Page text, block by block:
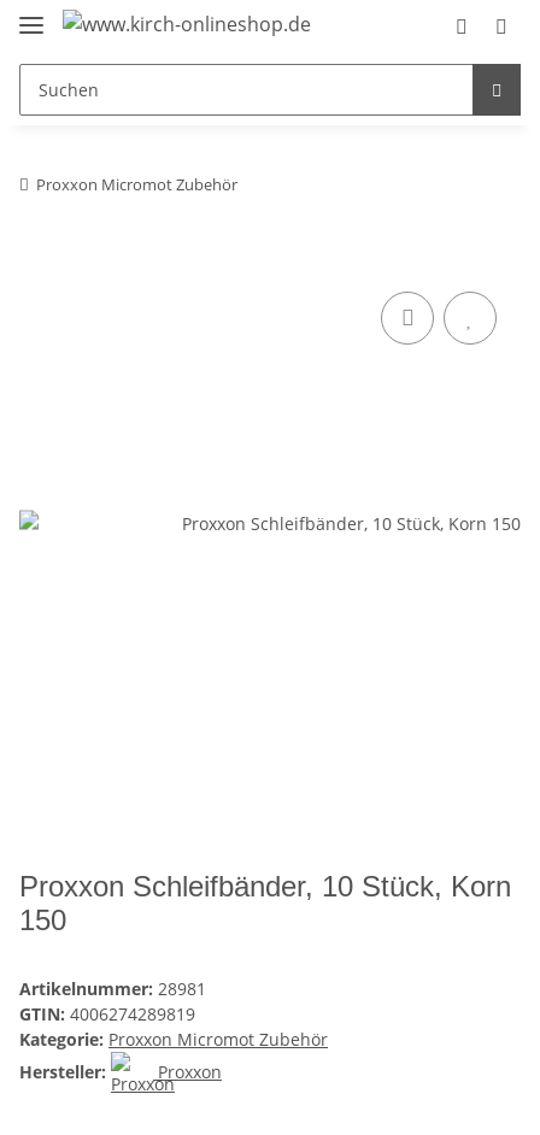
Proxxon Micromot Zubehör
Proxxon Schleifbänder, 10 Stück, Korn
150
Artikelnummer: 28981
GTIN: 4006274289819
Kategorie: Proxxon Micromot Zubehör
Hersteller:
Proxxon